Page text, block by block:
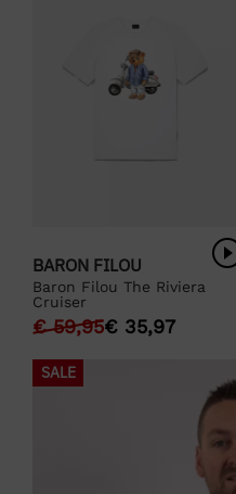
BARON FILOU
Baron Filou The Riviera
Cruiser
€59,95€ 35,97
SALE